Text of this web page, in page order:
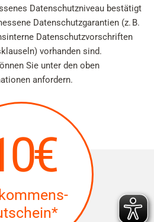
Datenschutzniveau bestätigt
Datenschutzgarantien (z. B.
Datenschutzvorschriften
vorhanden sind.
Sie unter den oben
anfordern.